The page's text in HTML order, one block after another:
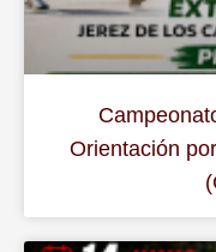
Orientación